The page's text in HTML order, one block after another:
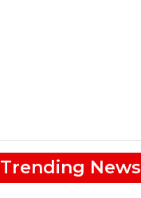
Trending News